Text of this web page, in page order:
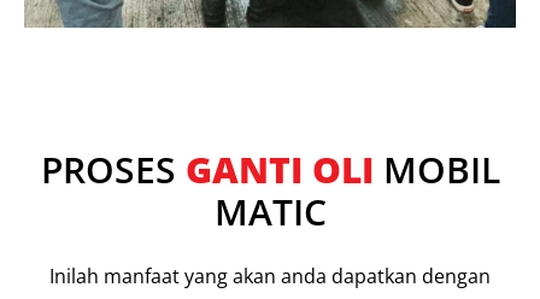
PROSES GANTI OLI MOBIL
MATIC
Inilah manfaat yang akan anda dapatkan dengan